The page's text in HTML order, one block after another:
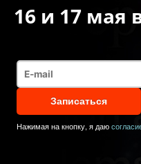
16 и 17 мая
Нажимая на кнопку, я даю